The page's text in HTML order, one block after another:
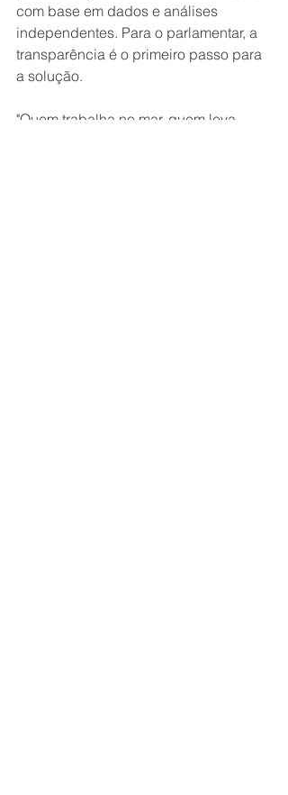
com base em dados e análises
independentes. Para o parlamentar, a
transparência é o primeiro passo para
a solução.
"Quem trabalha no mar, quem leva